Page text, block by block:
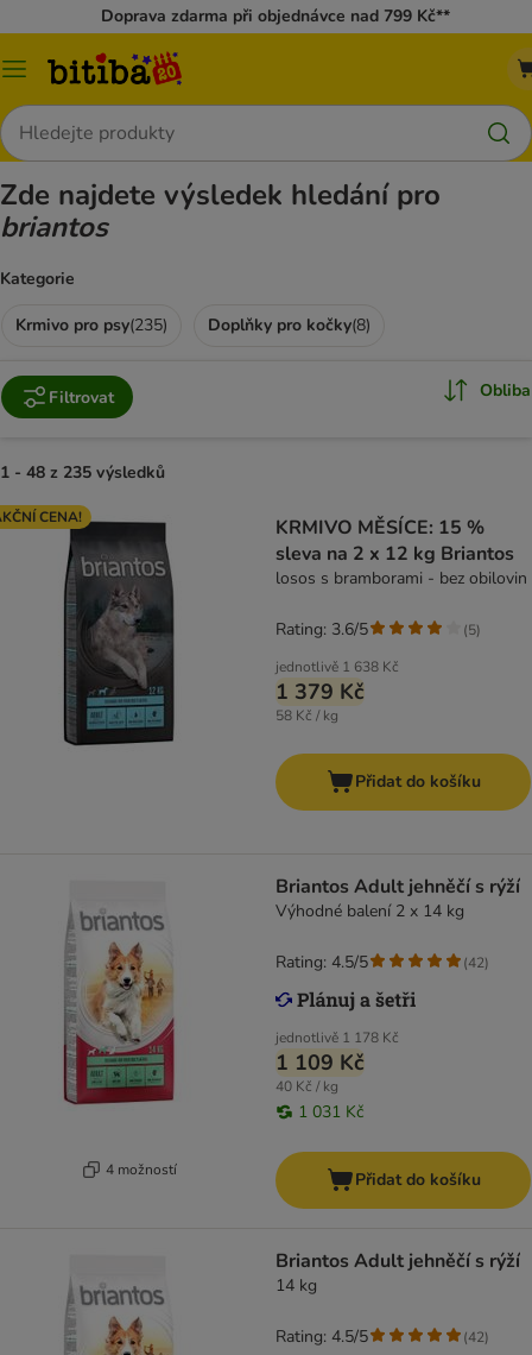
Doprava zdarma při objednávce nad 799 Kč**
Kategorie
Hledat
Zde najdete výsledek hledání pro
briantos
Kategorie
Krmivo pro psy(235) Doplňky pro kočky(8)
Filtrovat Obliba
1 - 48 z 235 výsledků
CENA!
KRMIVO MĚSÍCE: 15 %
sleva na 2 x 12 kg Briantos
losos s bramborami - bez obilovin
jednotlivě 1 638 Kč
1 379 Kč
58 Kč / kg
Rating: 3.6/5 (5)
Přidat do košíku
4 možností
Briantos Adult jehněčí s rýží
Výhodné balení 2 x 14 kg
jednotlivě 1 178 Kč
1 109 Kč
40 Kč / kg
1 031 Kč
Rating: 4.5/5 (42)
Přidat do košíku
Briantos Adult jehněčí s rýží
14 kg
Rating: 4.5/5 (42)